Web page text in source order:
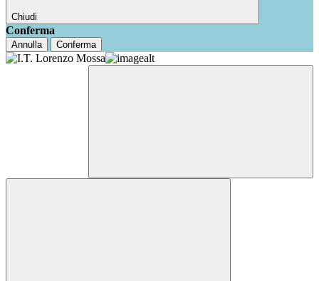
Chiudi
Conferma
Annulla Conferma